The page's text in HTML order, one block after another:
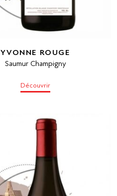
YVONNE ROUGE
Saumur Champigny
Découvrir